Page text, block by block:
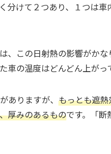
分けて２つあり、１つは
、この日射熱の影響がか
車の温度はどんどん上がっ
ありますが、 もっとも遮
厚みのあるものです。「断